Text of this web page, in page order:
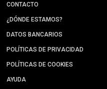
CONTACTO
¿DÓNDE ESTAMOS?
DATOS BANCARIOS
POLÍTICAS DE PRIVACIDAD
POLÍTICAS DE COOKIES
AYUDA